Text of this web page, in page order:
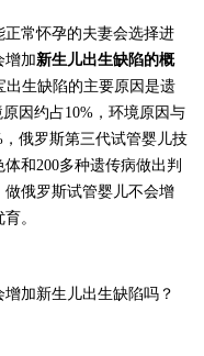
常怀孕的夫妻会选择进
增加新生儿出生缺陷的概
出生缺陷的主要原因是遗
因约占10%，环境原因与
俄罗斯第三代试管婴儿技
和200多种遗传病做出判
俄罗斯试管婴儿不会增
。